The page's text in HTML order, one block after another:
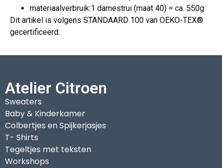
materiaalverbruik:1 damestrui (maat 40) = ca. 550g
Dit artikel is volgens STANDAARD 100 van OEKO-TEX®
gecertificeerd.
Atelier Citroen
Sweaters
Baby & Kinderkamer
Colbertjes en Spijkerjasjes
T- Shirts
Tegeltjes met teksten
Workshops